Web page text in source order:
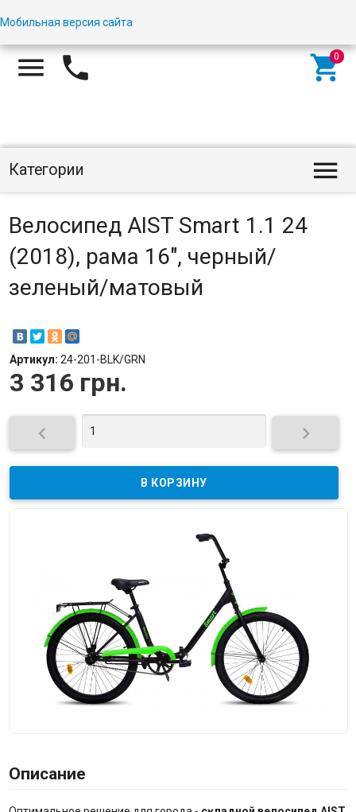
Мобильная версия сайта
  
Категории 
Велосипед AIST Smart 1.1 24
(2018), рама 16", черный/
зеленый/матовый
Артикул: 24-201-BLK/GRN
3 316 грн.
 
Описание